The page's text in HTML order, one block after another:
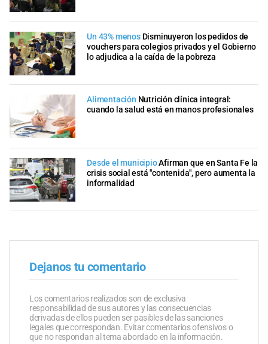
Un 43% menos Disminuyeron los pedidos de
vouchers para colegios privados y el Gobierno
lo adjudica a la caída de la pobreza
Alimentación Nutrición clínica integral:
cuando la salud está en manos profesionales
Desde el municipioAfirman que en Santa Fe la
crisis social está "contenida", pero aumenta la
informalidad
Dejanos tu comentario
Los comentarios realizados son de exclusiva
responsabilidad de sus autores y las consecuencias
derivadas de ellos pueden ser pasibles de las sanciones
legales que correspondan. Evitar comentarios ofensivos o
que no respondan al tema abordado en la información.